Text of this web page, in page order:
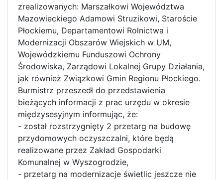
zrealizowanych: Marszałkowi Województwa
Mazowieckiego Adamowi Struzikowi, Staroście
Płockiemu, Departamentowi Rolnictwa i
Modernizacji Obszarów Wiejskich w UM,
Wojewódzkiemu Funduszowi Ochrony
Środowiska, Zarządowi Lokalnej Grupy Działania,
jak również Związkowi Gmin Regionu Płockiego.
Burmistrz przeszedł do przedstawienia
bieżących informacji z prac urzędu w okresie
międzysesyjnym informując, że:
- został rozstrzygnięty 2 przetarg na budowę
przydomowych oczyszczalni, które będą
realizowane przez Zakład Gospodarki
Komunalnej w Wyszogrodzie,
- przetarg na modernizacje świetlic jeszcze nie